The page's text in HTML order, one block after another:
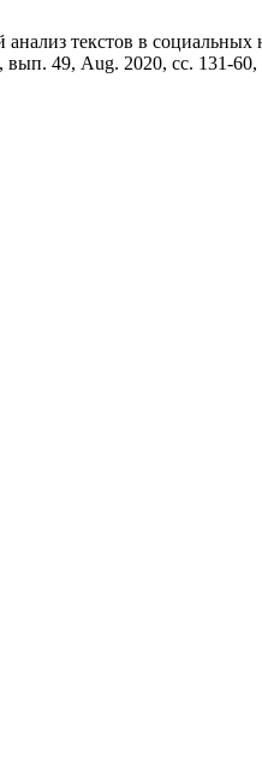
текстов в социальных
, вып. 49, Aug. 2020, сс. 131-